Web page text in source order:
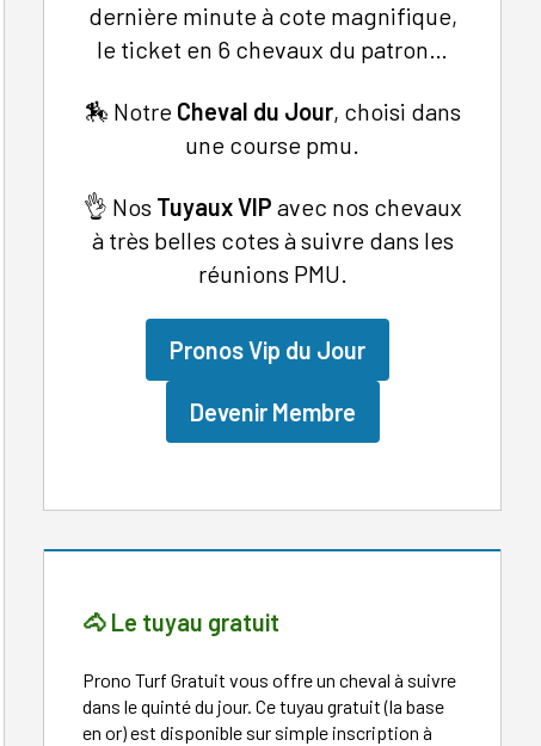
dernière minute à cote magnifique,
le ticket en 6 chevaux du patron…
🏇 Notre Cheval du Jour, choisi dans
une course pmu.
👌 Nos TuyauxVIP avec nos chevaux
à très belles cotes à suivre dans les
réunions PMU.
Pronos Vip du Jour
Devenir Membre
🐴 Le tuyau gratuit
Prono Turf Gratuit vous offre un cheval à suivre
dans le quinté du jour. Ce tuyau gratuit (la base
en or) est disponible sur simple inscription à